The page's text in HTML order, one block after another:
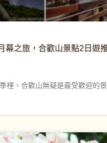
幕之旅，合歡山景點2日遊
裡，合歡山無疑是最受歡迎的